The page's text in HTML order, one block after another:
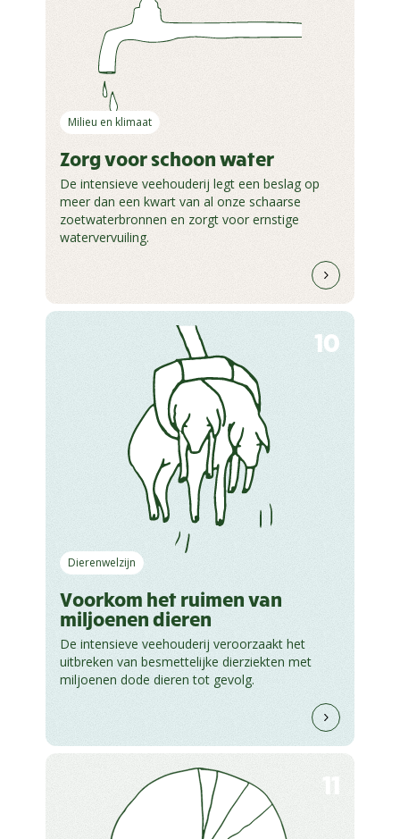
Milieu en klimaat
Zorg voor schoon water
De intensieve veehouderij legt een beslag op
meer dan een kwart van al onze schaarse
zoetwaterbronnen en zorgt voor ernstige
watervervuiling.
Dierenwelzijn
10
Voorkom het ruimen van
miljoenen dieren
De intensieve veehouderij veroorzaakt het
uitbreken van besmettelijke dierziekten met
miljoenen dode dieren tot gevolg.
11